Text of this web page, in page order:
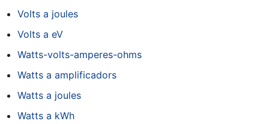
Volts a joules
Volts a eV
Watts-volts-amperes-ohms
Watts a amplificadors
Watts a joules
Watts a kWh